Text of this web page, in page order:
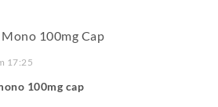
100mg Cap
17:25
100mg cap